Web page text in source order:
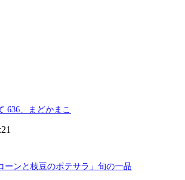
636、まどかまこ
ーンと枝豆のポテサラ」旬の一品